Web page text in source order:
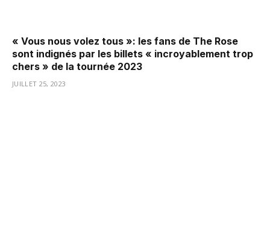
« Vous nous volez tous »: les fans de The Rose
sont indignés par les billets « incroyablement trop
chers » de la tournée 2023
JUILLET 25, 2023